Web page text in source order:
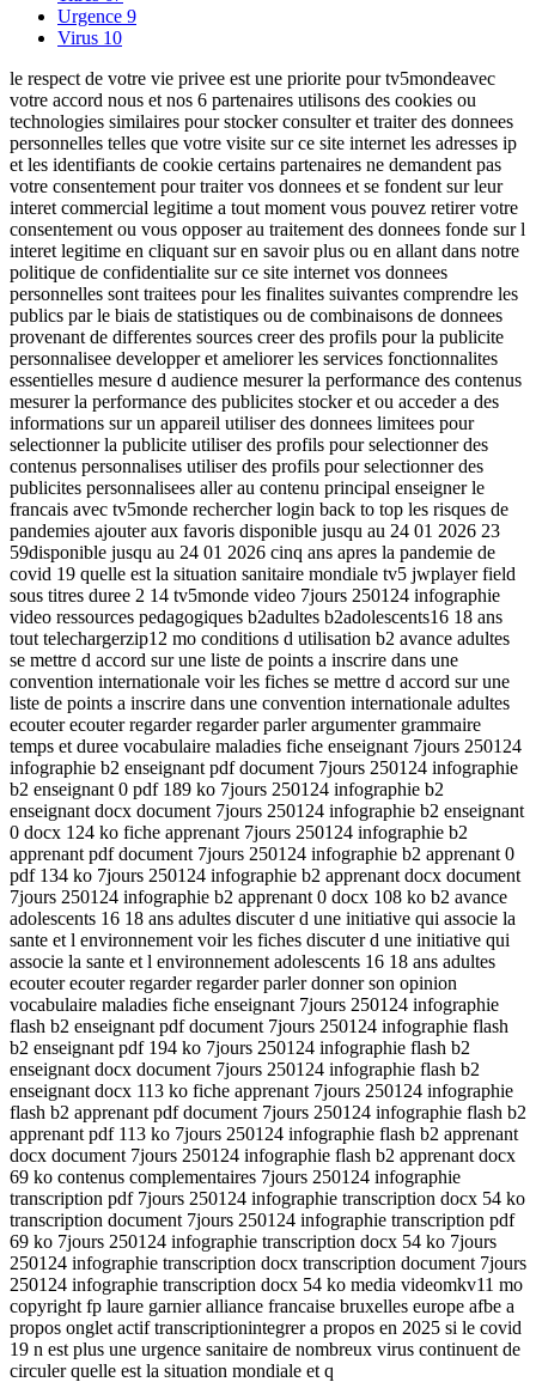
Urgence 9
Virus 10
le respect de votre vie privee est une priorite pour tv5mondeavec
votre accord nous et nos 6 partenaires utilisons des cookies ou
technologies similaires pour stocker consulter et traiter des donnees
personnelles telles que votre visite sur ce site internet les adresses ip
et les identifiants de cookie certains partenaires ne demandent pas
votre consentement pour traiter vos donnees et se fondent sur leur
interet commercial legitime a tout moment vous pouvez retirer votre
consentement ou vous opposer au traitement des donnees fonde sur l
interet legitime en cliquant sur en savoir plus ou en allant dans notre
politique de confidentialite sur ce site internet vos donnees
personnelles sont traitees pour les finalites suivantes comprendre les
publics par le biais de statistiques ou de combinaisons de donnees
provenant de differentes sources creer des profils pour la publicite
personnalisee developper et ameliorer les services fonctionnalites
essentielles mesure d audience mesurer la performance des contenus
mesurer la performance des publicites stocker et ou acceder a des
informations sur un appareil utiliser des donnees limitees pour
selectionner la publicite utiliser des profils pour selectionner des
contenus personnalises utiliser des profils pour selectionner des
publicites personnalisees aller au contenu principal enseigner le
francais avec tv5monde rechercher login back to top les risques de
pandemies ajouter aux favoris disponible jusqu au 24 01 2026 23
59disponible jusqu au 24 01 2026 cinq ans apres la pandemie de
covid 19 quelle est la situation sanitaire mondiale tv5 jwplayer field
sous titres duree 2 14 tv5monde video 7jours 250124 infographie
video ressources pedagogiques b2adultes b2adolescents16 18 ans
tout telechargerzip12 mo conditions d utilisation b2 avance adultes
se mettre d accord sur une liste de points a inscrire dans une
convention internationale voir les fiches se mettre d accord sur une
liste de points a inscrire dans une convention internationale adultes
ecouter ecouter regarder regarder parler argumenter grammaire
temps et duree vocabulaire maladies fiche enseignant 7jours 250124
infographie b2 enseignant pdf document 7jours 250124 infographie
b2 enseignant 0 pdf 189 ko 7jours 250124 infographie b2
enseignant docx document 7jours 250124 infographie b2 enseignant
0 docx 124 ko fiche apprenant 7jours 250124 infographie b2
apprenant pdf document 7jours 250124 infographie b2 apprenant 0
pdf 134 ko 7jours 250124 infographie b2 apprenant docx document
7jours 250124 infographie b2 apprenant 0 docx 108 ko b2 avance
adolescents 16 18 ans adultes discuter d une initiative qui associe la
sante et l environnement voir les fiches discuter d une initiative qui
associe la sante et l environnement adolescents 16 18 ans adultes
ecouter ecouter regarder regarder parler donner son opinion
vocabulaire maladies fiche enseignant 7jours 250124 infographie
flash b2 enseignant pdf document 7jours 250124 infographie flash
b2 enseignant pdf 194 ko 7jours 250124 infographie flash b2
enseignant docx document 7jours 250124 infographie flash b2
enseignant docx 113 ko fiche apprenant 7jours 250124 infographie
flash b2 apprenant pdf document 7jours 250124 infographie flash b2
apprenant pdf 113 ko 7jours 250124 infographie flash b2 apprenant
docx document 7jours 250124 infographie flash b2 apprenant docx
69 ko contenus complementaires 7jours 250124 infographie
transcription pdf 7jours 250124 infographie transcription docx 54 ko
transcription document 7jours 250124 infographie transcription pdf
69 ko 7jours 250124 infographie transcription docx 54 ko 7jours
250124 infographie transcription docx transcription document 7jours
250124 infographie transcription docx 54 ko media videomkv11 mo
copyright fp laure garnier alliance francaise bruxelles europe afbe a
propos onglet actif transcriptionintegrer a propos en 2025 si le covid
19 n est plus une urgence sanitaire de nombreux virus continuent de
circuler quelle est la situation mondiale et q